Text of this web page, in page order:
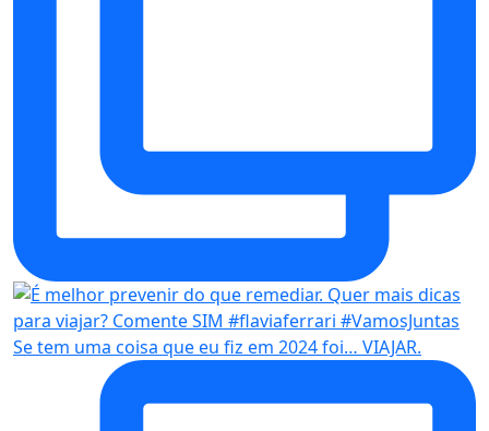
Se tem uma coisa que eu fiz em 2024 foi… VIAJAR.